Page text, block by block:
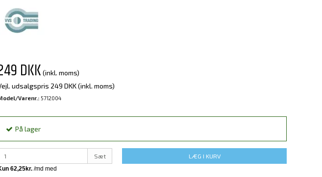
DKK (inkl. moms)
udsalgspris 249 DKK(inkl. moms)
Varenr.: 5712004
På lager
Sæt LÆG I KURV